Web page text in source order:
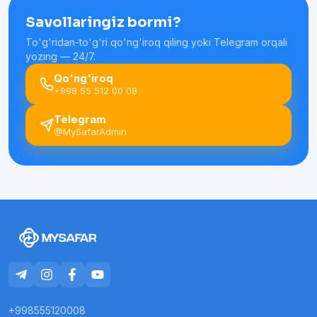
Savollaringiz bormi?
To'g'ridan-to'g'ri qo'ng'iroq qiling yoki Telegram orqali
yozing — 24/7.
Qo'ng'iroq
+998 55 512 00 08
Telegram
@MySafarAdmin
+998555120008